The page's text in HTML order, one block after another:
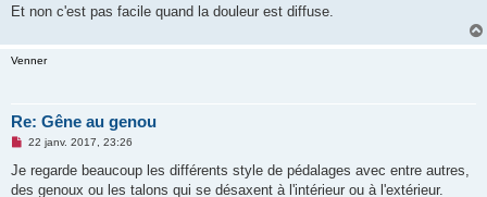
u
Et non c'est pas facile quand la douleur est diffuse.
Venner
Re: Gêne au genou
M
s
a
22 janv. 2017, 23:26
Je regarde beaucoup les différents style de pédalages avec entre autres,
des genoux ou les talons qui se désaxent à l'intérieur ou à l'extérieur.